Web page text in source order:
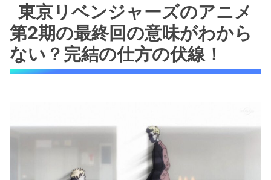
東京リベンジャーズのアニメ
第2期の最終回の意味がわから
ない？完結の仕方の伏線！